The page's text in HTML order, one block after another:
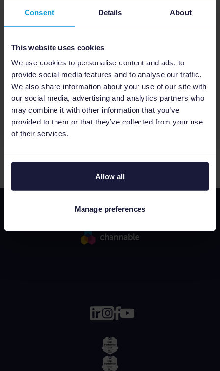
Consent Details About
This website uses cookies
We use cookies to personalise content and ads, to
provide social media features and to analyse our traffic.
We also share information about your use of our site with
our social media, advertising and analytics partners who
may combine it with other information that you’ve
provided to them or that they’ve collected from your use
of their services.
Allow all
Manage preferences
commerce: Jak skutecznie
zarządzać stanami
kanałach i dbać o ich
synchronizację
Inventory management w e-commerce to coś
więcej niż liczby. Dowiedz się, jak kontrolować
dostępność produktów i mierzyć wydajność
zapasów w wielu kanałach....
1